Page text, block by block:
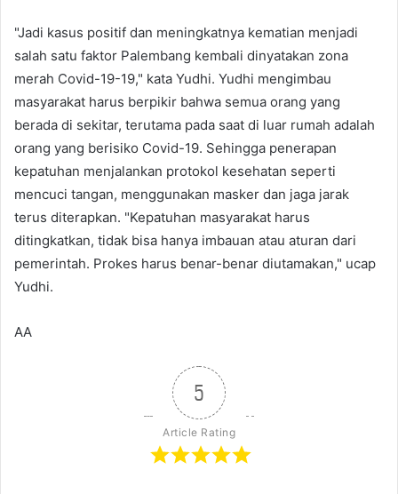
"Jadi kasus positif dan meningkatnya kematian menjadi
salah satu faktor Palembang kembali dinyatakan zona
merah Covid-19-19," kata Yudhi. Yudhi mengimbau
masyarakat harus berpikir bahwa semua orang yang
berada di sekitar, terutama pada saat di luar rumah adalah
orang yang berisiko Covid-19. Sehingga penerapan
kepatuhan menjalankan protokol kesehatan seperti
mencuci tangan, menggunakan masker dan jaga jarak
terus diterapkan. "Kepatuhan masyarakat harus
ditingkatkan, tidak bisa hanya imbauan atau aturan dari
pemerintah. Prokes harus benar-benar diutamakan," ucap
Yudhi.
AA
5
Article Rating